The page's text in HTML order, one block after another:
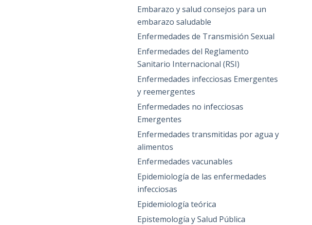
Embarazo y salud consejos para un
embarazo saludable
Enfermedades de Transmisión Sexual
Enfermedades del Reglamento
Sanitario Internacional (RSI)
Enfermedades infecciosas Emergentes
y reemergentes
Enfermedades no infecciosas
Emergentes
Enfermedades transmitidas por agua y
alimentos
Enfermedades vacunables
Epidemiología de las enfermedades
infecciosas
Epidemiología teórica
Epistemología y Salud Pública